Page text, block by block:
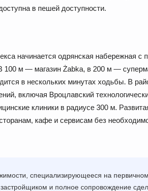
в пешей доступности.
начинается одрянская набережная
100 м — магазин Żabka, в 200 м —
в нескольких минутах ходьбы. В
включая Вроцлавский
клиники в радиусе 300 м.
кафе и сервисам без
специализирующееся на
и полное сопровождение